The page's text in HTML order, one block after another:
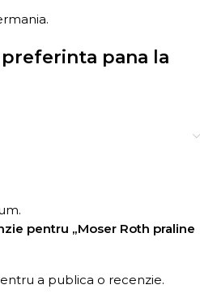
pana la
pentru „Moser Roth praline
a publica o recenzie.